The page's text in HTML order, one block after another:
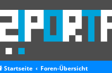
Startseite
Foren-Übersicht